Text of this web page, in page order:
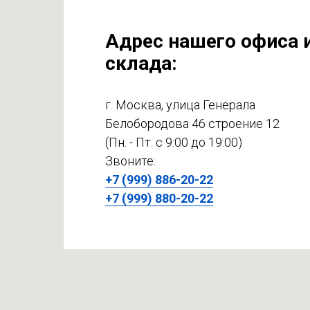
Адрес нашего офиса
склада:
г. Москва, улица Генерала
Белобородова 46 строение 12
(Пн. - Пт. с 9:00 до 19:00)
Звоните:
+7 (999) 886-20-22
+7 (999) 880-20-22